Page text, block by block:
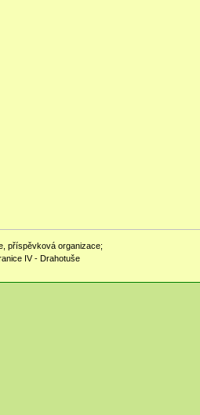
příspěvková organizace;
IV - Drahotuše